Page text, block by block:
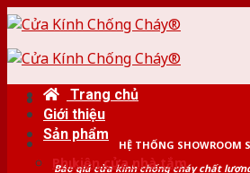
Skip
content
HỆ THỐNG SHOWROOM
Báo giá cửa kính chống cháy chất
Trang chủ
Giới thiệu
Sản phẩm
Phụ kiện cửa nhà tắm